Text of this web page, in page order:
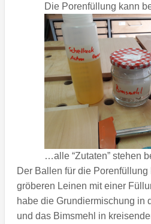
Die Porenfüllung kann
…alle “Zutaten” stehen
Der Ballen für die Porenfüllung
gröberen Leinen mit einer
habe die Grundiermischung in
und das Bimsmehl in